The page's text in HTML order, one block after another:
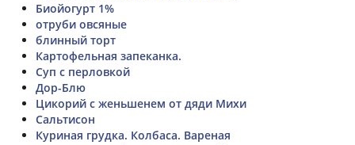
Биойогурт 1%
отруби овсяные
блинный торт
Картофельная запеканка.
Суп с перловкой
Дор-Блю
Цикорий с женьшенем от дяди Михи
Сальтисон
Куриная грудка. Колбаса. Вареная